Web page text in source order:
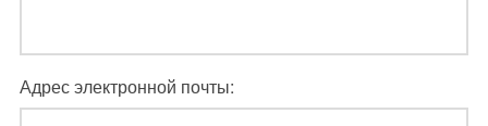
Адрес электронной почты: